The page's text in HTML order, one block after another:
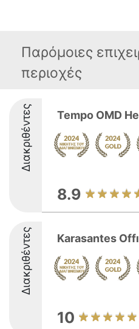
Παρόμοιες
περιοχές
Διακριθέντες Tempo OMD
8.9
Διακριθέντες Karasantes
10